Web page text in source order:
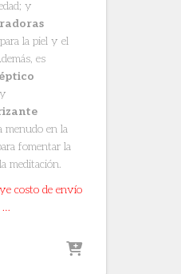
y
la piel y el
es
y
menudo en la
fomentar la
meditación.
costo de envío
…